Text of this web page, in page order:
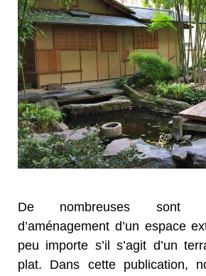
De nombreuses sont
d’aménagement d’un espace
peu importe s’il s’agit d’un
plat. Dans cette publication,